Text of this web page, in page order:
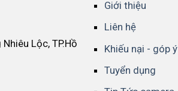
Lộc, TP.Hồ
Giới thiệu
Liên hệ
Khiếu nại - góp ý
Tuyển dụng